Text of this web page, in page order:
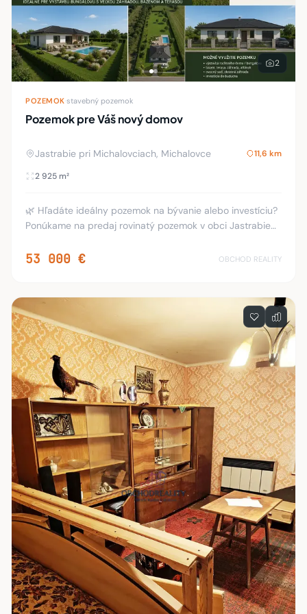
2
POZEMOK stavebný pozemok
Pozemok pre Váš nový domov
Jastrabie pri Michalovciach, Michalovce 11,6 km
2 925 m²
🌿 Hľadáte ideálny pozemok na bývanie alebo investíciu?
Ponúkame na predaj rovinatý pozemok v obci Jastrabie
53 000 € OBCHOD REALITY